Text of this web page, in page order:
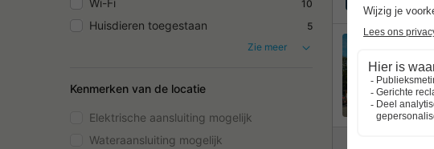
Wi-Fi
10
Huisdieren toegestaan
5
Zie meer
Kenmerken van de locatie
Elektrische aansluiting mogelijk
Wateraansluiting mogelijk